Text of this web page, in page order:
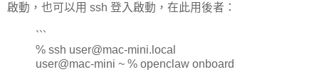
啟動，也可以用 ssh 登入啟動，在此用後者：
```
% ssh user@mac-mini.local
user@mac-mini ~ % openclaw onboard